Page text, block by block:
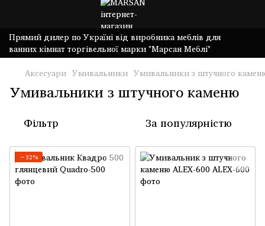
Прямий дилер по Україні від виробника меблів для
ванних кімнат торгівельної марки "Марсан Меблі"
Аксесуари Умивальники Умивальники з штучного
Умивальники з штучного каменю
Фільтр За популярністю
−32%